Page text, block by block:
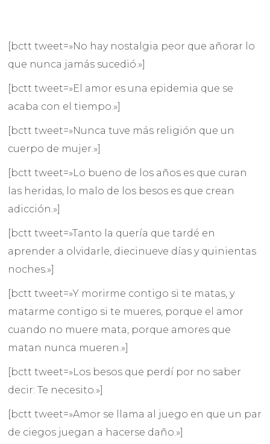
[bctt tweet=»No hay nostalgia peor que añorar lo
que nunca jamás sucedió.»]
[bctt tweet=»El amor es una epidemia que se
acaba con el tiempo.»]
[bctt tweet=»Nunca tuve más religión que un
cuerpo de mujer.»]
[bctt tweet=»Lo bueno de los años es que curan
las heridas, lo malo de los besos es que crean
adicción.»]
[bctt tweet=»Tanto la quería que tardé en
aprender a olvidarle, diecinueve días y quinientas
noches.»]
[bctt tweet=»Y morirme contigo si te matas, y
matarme contigo si te mueres, porque el amor
cuando no muere mata, porque amores que
matan nunca mueren.»]
[bctt tweet=»Los besos que perdí por no saber
decir: Te necesito.»]
[bctt tweet=»Amor se llama al juego en que un par
de ciegos juegan a hacerse daño.»]